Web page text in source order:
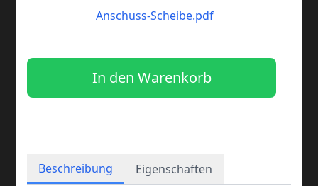
Anschuss-Scheibe.pdf
In den Warenkorb
Beschreibung Eigenschaften